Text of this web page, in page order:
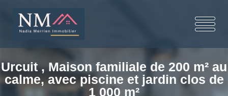
Urcuit , Maison familiale de 200 m² au
calme, avec piscine et jardin clos de
1 000 m²